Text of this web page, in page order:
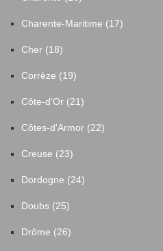
Charente-Maritime (17)
Cher (18)
Corrèze (19)
Côte-d'Or (21)
Côtes-d'Armor (22)
Creuse (23)
Dordogne (24)
Doubs (25)
Drôme (26)